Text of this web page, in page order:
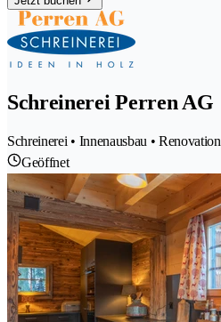
Schreinerei Perren AG
Schreinerei • Innenausbau • Renovation
Geöffnet